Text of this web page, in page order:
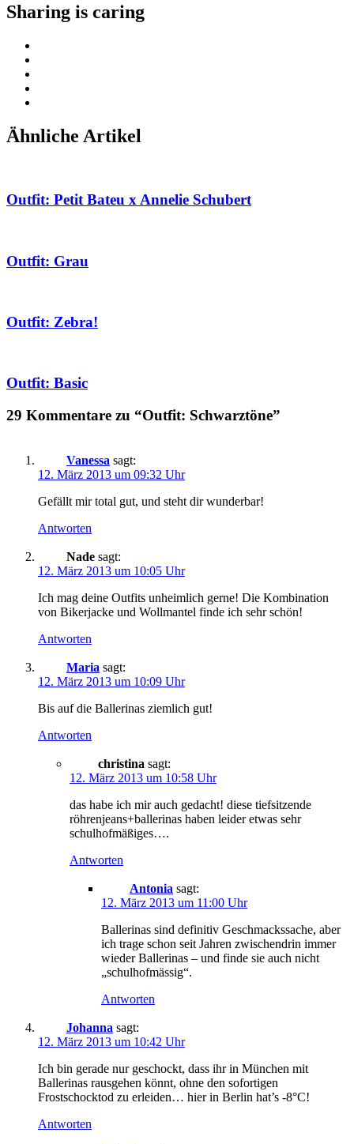
Sharing is caring
Ähnliche Artikel
Outfit: Petit Bateu x Annelie Schubert
Outfit: Grau
Outfit: Zebra!
Outfit: Basic
29 Kommentare zu “Outfit: Schwarztöne”
Vanessa sagt:
12. März 2013 um 09:32 Uhr
Gefällt mir total gut, und steht dir wunderbar!
Antworten
Nade sagt:
12. März 2013 um 10:05 Uhr
Ich mag deine Outfits unheimlich gerne! Die Kombination
von Bikerjacke und Wollmantel finde ich sehr schön!
Antworten
Maria sagt:
12. März 2013 um 10:09 Uhr
Bis auf die Ballerinas ziemlich gut!
Antworten
christina sagt:
12. März 2013 um 10:58 Uhr
das habe ich mir auch gedacht! diese tiefsitzende
röhrenjeans+ballerinas haben leider etwas sehr
schulhofmäßiges….
Antworten
Antonia sagt:
12. März 2013 um 11:00 Uhr
Ballerinas sind definitiv Geschmackssache, aber
ich trage schon seit Jahren zwischendrin immer
wieder Ballerinas – und finde sie auch nicht
„schulhofmässig“.
Antworten
Johanna sagt:
12. März 2013 um 10:42 Uhr
Ich bin gerade nur geschockt, dass ihr in München mit
Ballerinas rausgehen könnt, ohne den sofortigen
Frostschocktod zu erleiden… hier in Berlin hat’s -8°C!
Antworten